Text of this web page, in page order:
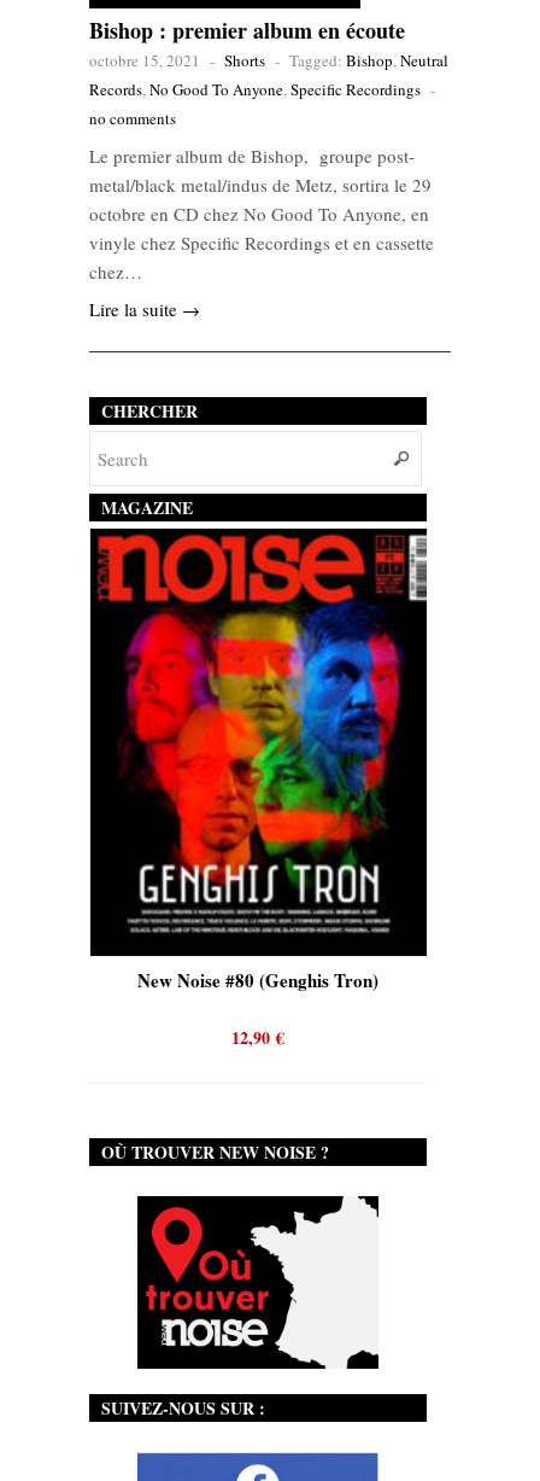
Bishop : premier album en écoute
octobre 15, 2021 - Shorts - Tagged: Bishop,Neutral
Records,No Good To Anyone,Specific Recordings -
no comments
Le premier album de Bishop, groupe post-
metal/black metal/indus de Metz, sortira le 29
octobre en CD chez No Good To Anyone, en
vinyle chez Specific Recordings et en cassette
chez…
Lire la suite →
CHERCHER
MAGAZINE
New Noise #80 (Genghis Tron)
12,90€
OÙ TROUVER NEW NOISE ?
SUIVEZ-NOUS SUR :